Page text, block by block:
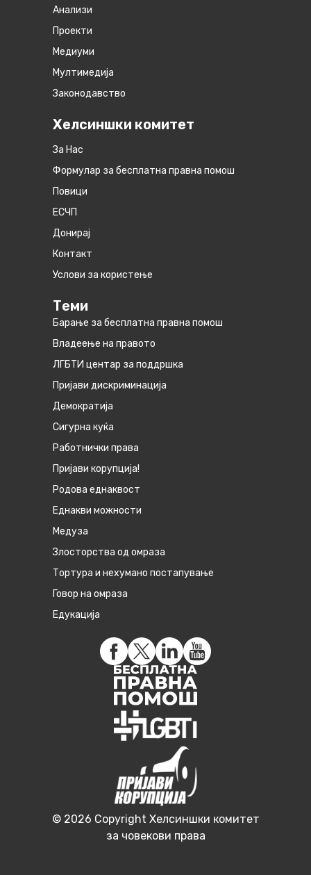
Анализи
Проекти
Медиуми
Мултимедија
Законодавство
Хелсиншки комитет
За Нас
Формулар за бесплатна правна помош
Повици
ЕСЧП
Донирај
Контакт
Услови за користење
Теми
Барање за бесплатна правна помош
Владеење на правото
ЛГБТИ центар за поддршка
Пријави дискриминација
Демократија
Сигурна куќа
Работнички права
Пријави корупција!
Родова еднаквост
Eднакви можности
Медуза
Злосторства од омраза
Тортура и нехумано постапување
Говор на омраза
Едукација
© 2026 Copyright Хелсиншки комитет
за човекови права